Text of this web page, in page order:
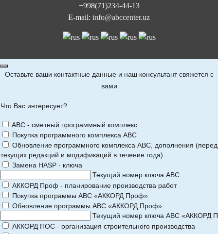
+998(71)234-44-13
E-mail: info@abccenter.uz
Оставьте ваши контактные данные и наш консультант свяжется с
вами
Что Вас интересует?
ABC - сметный программный комплекс
Покупка программного комплекса АВС
Обновление программного комплекса АВС, дополнения
текущих редакций и модификаций в течение года)
Замена HASP - ключа
Текущий номер ключа АВС
АККОРД Проф - планирование производства работ
Покупка программы АВС «АККОРД Проф»
Обновление программы АВС «АККОРД Проф»
Текущий номер ключа АВС «АККОРД
АККОРД ПОС - организация строительного производства